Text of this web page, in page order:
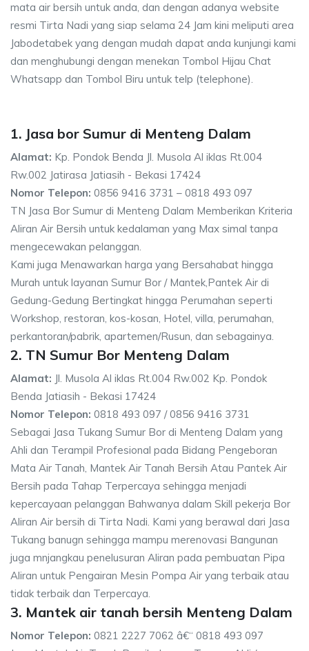
mata air bersih untuk anda, dan dengan adanya website
resmi Tirta Nadi yang siap selama 24 Jam kini meliputi area
Jabodetabek yang dengan mudah dapat anda kunjungi kami
dan menghubungi dengan menekan Tombol Hijau Chat
Whatsapp dan Tombol Biru untuk telp (telephone).
1. Jasa bor Sumur di Menteng Dalam
Alamat: Kp. Pondok Benda Jl. Musola Al iklas Rt.004
Rw.002 Jatirasa Jatiasih - Bekasi 17424
Nomor Telepon: 0856 9416 3731 – 0818 493 097
TN Jasa Bor Sumur di Menteng Dalam Memberikan Kriteria
Aliran Air Bersih untuk kedalaman yang Max simal tanpa
mengecewakan pelanggan.
Kami juga Menawarkan harga yang Bersahabat hingga
Murah untuk layanan Sumur Bor / Mantek,Pantek Air di
Gedung-Gedung Bertingkat hingga Perumahan seperti
Workshop, restoran, kos-kosan, Hotel, villa, perumahan,
perkantoran/pabrik, apartemen/Rusun, dan sebagainya.
2. TN Sumur Bor Menteng Dalam
Alamat: Jl. Musola Al iklas Rt.004 Rw.002 Kp. Pondok
Benda Jatiasih - Bekasi 17424
Nomor Telepon: 0818 493 097 / 0856 9416 3731
Sebagai Jasa Tukang Sumur Bor di Menteng Dalam yang
Ahli dan Terampil Profesional pada Bidang Pengeboran
Mata Air Tanah, Mantek Air Tanah Bersih Atau Pantek Air
Bersih pada Tahap Terpercaya sehingga menjadi
kepercayaan pelanggan Bahwanya dalam Skill pekerja Bor
Aliran Air bersih di Tirta Nadi. Kami yang berawal dari Jasa
Tukang banugn sehingga mampu merenovasi Bangunan
juga mnjangkau penelusuran Aliran pada pembuatan Pipa
Aliran untuk Pengairan Mesin Pompa Air yang terbaik atau
tidak terbaik dan Terpercaya.
3. Mantek air tanah bersih Menteng Dalam
Nomor Telepon: 0821 2227 7062 â€“ 0818 493 097